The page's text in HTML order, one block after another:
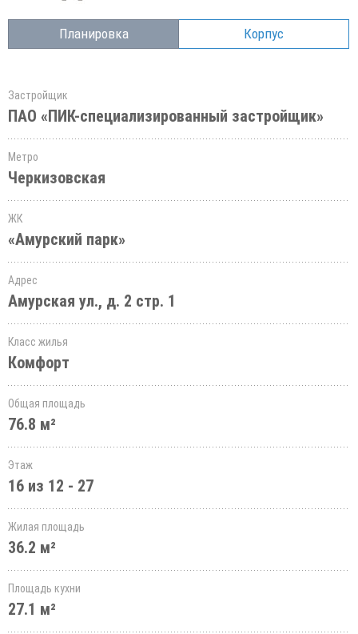
Планировка Корпус
Застройщик
ПАО «ПИК-специализированный застройщик»
Метро
Черкизовская
ЖК
«Амурский парк»
Адрес
Амурская ул., д. 2 стр. 1
Класс жилья
Комфорт
Общая площадь
76.8 м²
Этаж
16 из 12 - 27
Жилая площадь
36.2 м²
Площадь кухни
27.1 м²